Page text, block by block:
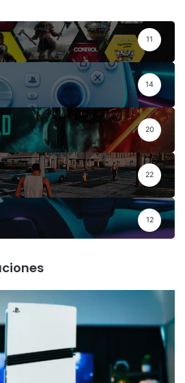
OLED
indiscutible de
Switch OLED. Es la
en Mercado Libre ahora
perfectamente.
Switch Oled Blanco
grip
11
14
20
22
12